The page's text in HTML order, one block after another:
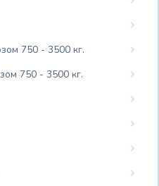
750 - 3500 кг.
750 - 3500 кг.